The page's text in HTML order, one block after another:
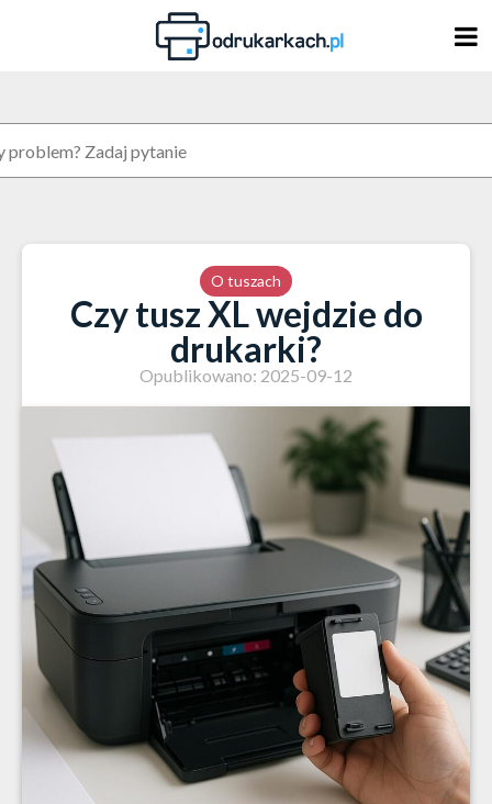
O tuszach
Czy tusz XL wejdzie do
drukarki?
Opublikowano: 2025-09-12